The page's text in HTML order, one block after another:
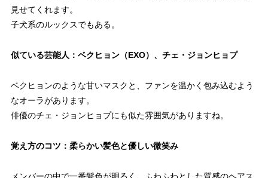
見せてくれます。
子犬系のルックスでもある。
似ている芸能人：ベクヒョン（EXO）、チェ・ジョンヒョプ
ベクヒョンのような甘いマスクと、ファンを温かく包み込むよう
なオーラがあります。
俳優のチェ・ジョンヒョプにも似た雰囲気がありますね。
覚え方のコツ：柔らかい髪色と優しい微笑み
メンバーの中で一番髪色が明るく、ふわふわとした質感のヘアス